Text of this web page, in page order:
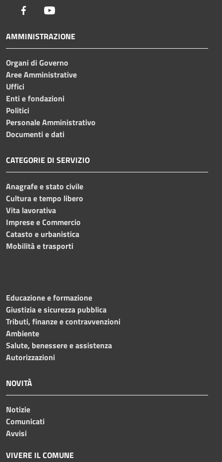
Facebook
AMMINISTRAZIONE
Organi di Governo
Aree Amministrative
Uffici
Enti e fondazioni
Politici
Personale Amministrativo
Documenti e dati
CATEGORIE DI SERVIZIO
Anagrafe e stato civile
Cultura e tempo libero
Vita lavorativa
Imprese e Commercio
Catasto e urbanistica
Mobilità e trasporti
Educazione e formazione
Giustizia e sicurezza pubblica
Tributi, finanze e contravvenzioni
Ambiente
Salute, benessere e assistenza
Autorizzazioni
NOVITÀ
Notizie
Comunicati
Avvisi
VIVERE IL COMUNE